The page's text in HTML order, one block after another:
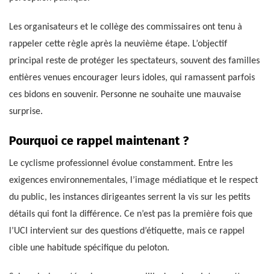
Les organisateurs et le collège des commissaires ont tenu à
rappeler cette règle après la neuvième étape. L’objectif
principal reste de protéger les spectateurs, souvent des familles
entières venues encourager leurs idoles, qui ramassent parfois
ces bidons en souvenir. Personne ne souhaite une mauvaise
surprise.
Pourquoi ce rappel maintenant ?
Le cyclisme professionnel évolue constamment. Entre les
exigences environnementales, l’image médiatique et le respect
du public, les instances dirigeantes serrent la vis sur les petits
détails qui font la différence. Ce n’est pas la première fois que
l’UCI intervient sur des questions d’étiquette, mais ce rappel
cible une habitude spécifique du peloton.